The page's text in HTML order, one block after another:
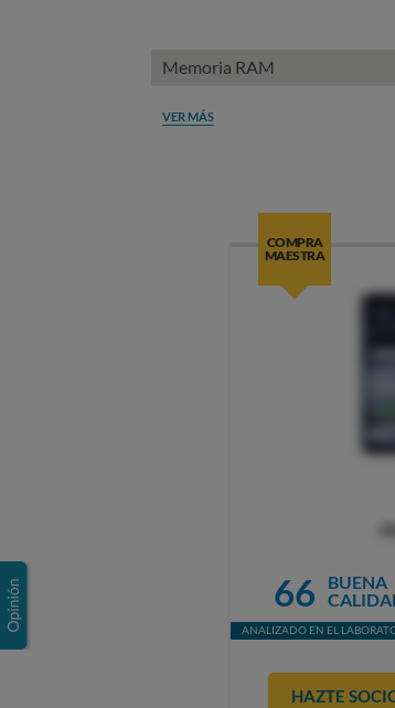
Memoria RAM
VER MÁS
COMPRA
MAESTRA
66
BUENA
ANALIZADO EN EL
HAZTE